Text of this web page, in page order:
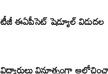
టీజీ ఈఏపీసెట్‌ షెడ్యూల్‌ విడుదల
విద్యార్థులు వినూత్నంగా